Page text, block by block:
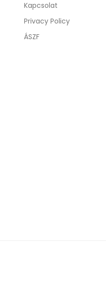
Kapcsolat
Privacy Policy
ÁSZF